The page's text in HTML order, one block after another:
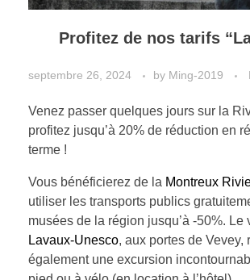
Profitez de nos tarifs
septembre 26, 2024 by Ming-2019
Venez passer quelques jours sur la
profitez jusqu’à 20% de réduction en
terme !
Vous bénéficierez de la Montreux
utiliser les transports publics
musées de la région jusqu’à -50%. Le
Lavaux-Unesco, aux portes de Vevey,
également une excursion